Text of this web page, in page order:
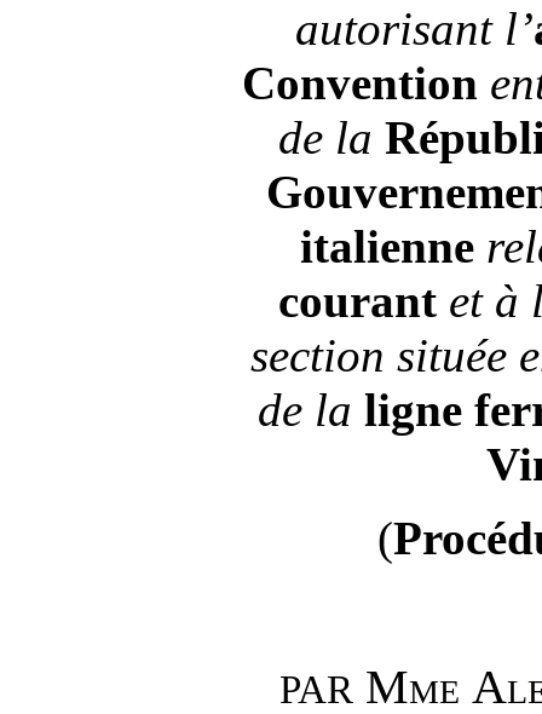
autorisant l’
Convention
de la
italienne
courant et à
section située
de la ligne
(
PAR Mme